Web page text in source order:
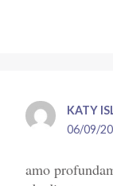
KATY
06/09/
amo